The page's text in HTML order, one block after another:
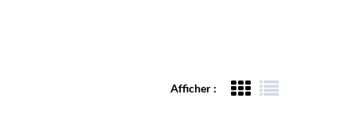
Afficher :